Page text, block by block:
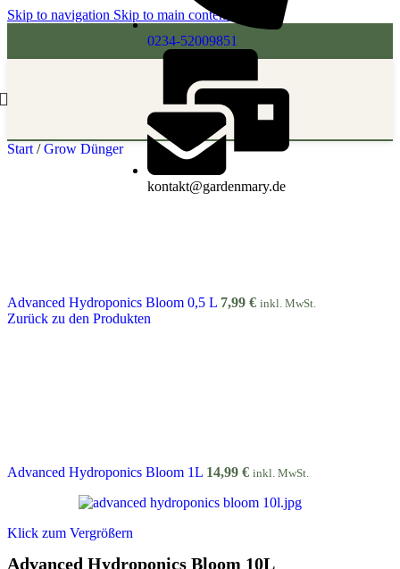
Skip to navigation Skip to main content
0234-52009851
kontakt@gardenmary.de
Start / Grow Dünger
Advanced Hydroponics Bloom 0,5 L 7,99 € inkl. MwSt.
Zurück zu den Produkten
Advanced Hydroponics Bloom 1L 14,99 € inkl. MwSt.
Klick zum Vergrößern
Advanced Hydroponics Bloom 10L